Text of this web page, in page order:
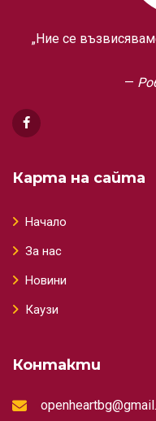
„Ние се
Карта на сайта
Начало
За нас
Новини
Каузи
Контакти